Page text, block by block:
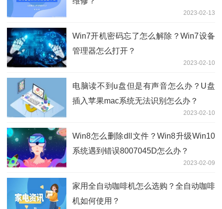
2023-02-13
Win7开机密码忘了怎么解除？Win7设备
管理器怎么打开？
2023-02-10
电脑读不到u盘但是有声音怎么办？U盘
插入苹果mac系统无法识别怎么办？
2023-02-10
Win8怎么删除dll文件？Win8升级Win10
系统遇到错误8007045D怎么办？
2023-02-09
家用全自动咖啡机怎么选购？全自动咖啡
机如何使用？